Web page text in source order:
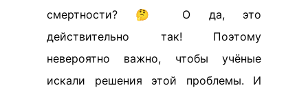
смертности? 🤔 О да, это
действительно так! Поэтому
невероятно важно, чтобы учёные
искали решения этой проблемы. И